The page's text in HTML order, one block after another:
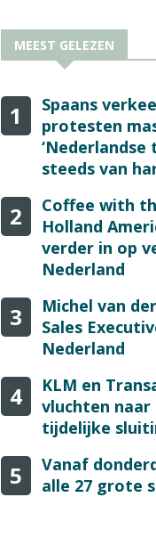
MEEST GELEZEN
1
Spaans
protesten
steeds van
2
Coffee with
Holland
verder in op
Nederland
3
Michel van
Sales
Nederland
4
KLM en
vluchten naar
tijdelijke
5
Vanaf
alle 27 grote